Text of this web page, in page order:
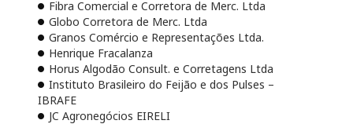
Fibra Comercial e Corretora de Merc. Ltda
Globo Corretora de Merc. Ltda
Granos Comércio e Representações Ltda.
Henrique Fracalanza
Horus Algodão Consult. e Corretagens Ltda
Instituto Brasileiro do Feijão e dos Pulses –
IBRAFE
JC Agronegócios EIRELI